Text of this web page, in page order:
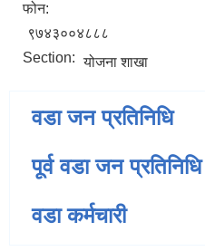
फोन:
९७४३००४८८८
Section: योजना शाखा
वडा जन प्रतिनिधि
पूर्व वडा जन प्रतिनिधि
वडा कर्मचारी